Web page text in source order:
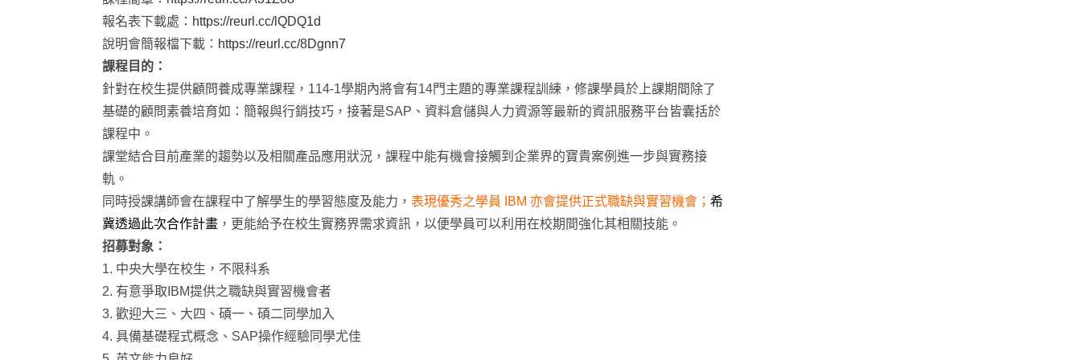
報名表下載處： https://reurl.cc/lQDQ1d
說明會簡報檔下載： https://reurl.cc/8Dgnn7
課程目的：
針對在校生提供顧問養成專業課程，114-1學期內將會有14門主題的專業課程訓練，修課學員於上課期間除了
基礎的顧問素養培育如：簡報與行銷技巧，接著是SAP、資料倉儲與人力資源等最新的資訊服務平台皆囊括於
課程中。
課堂結合目前產業的趨勢以及相關產品應用狀況，課程中能有機會接觸到企業界的寶貴案例進一步與實務接
軌。
同時授課講師會在課程中了解學生的學習態度及能力， 表現優秀之學員 IBM 亦會提供正式職缺與實習機會； 希
冀透過此次合作計畫 ，更能給予在校生實務界需求資訊，以便學員可以利用在校期間強化其相關技能。
招募對象：
1. 中央大學在校生，不限科系
2. 有意爭取IBM提供之職缺與實習機會者
3. 歡迎大三、大四、碩一、碩二同學加入
4. 具備基礎程式概念、SAP操作經驗同學尤佳